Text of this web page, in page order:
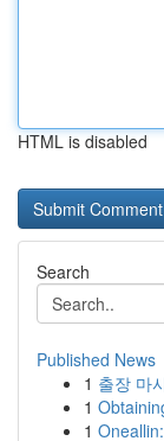
HTML is disabled
Search
Published News
1 출장 마
1
1